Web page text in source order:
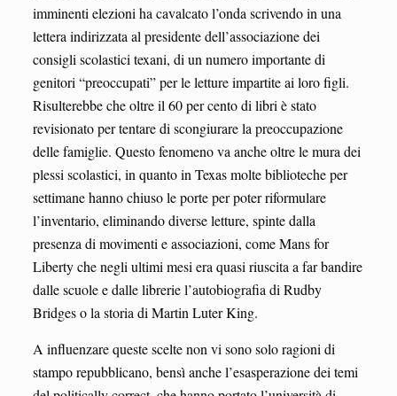
imminenti elezioni ha cavalcato l’onda scrivendo in una
lettera indirizzata al presidente dell’associazione dei
consigli scolastici texani, di un numero importante di
genitori “preoccupati” per le letture impartite ai loro figli.
Risulterebbe che oltre il 60 per cento di libri è stato
revisionato per tentare di scongiurare la preoccupazione
delle famiglie. Questo fenomeno va anche oltre le mura dei
plessi scolastici, in quanto in Texas molte biblioteche per
settimane hanno chiuso le porte per poter riformulare
l’inventario, eliminando diverse letture, spinte dalla
presenza di movimenti e associazioni, come Mans for
Liberty che negli ultimi mesi era quasi riuscita a far bandire
dalle scuole e dalle librerie l’autobiografia di Rudby
Bridges o la storia di Martin Luter King.
A influenzare queste scelte non vi sono solo ragioni di
stampo repubblicano, bensì anche l’esasperazione dei temi